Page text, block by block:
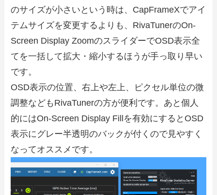
のサイズが小さいという時は、CapFrameXでアイ
テムサイズを変更するよりも、RivaTunerのOn-
Screen Display ZoomのスライダーでOSD表示全
てを一括して拡大・縮小するほうが手っ取り早い
です。
OSD表示の位置、右上や左上、ピクセル単位の微
調整などもRivaTunerの方が便利です。あと個人
的にはOn-Screen Display Fillを有効にするとOSD
表示にグレー半透明のバックが付くので見やすく
なってオススメです。